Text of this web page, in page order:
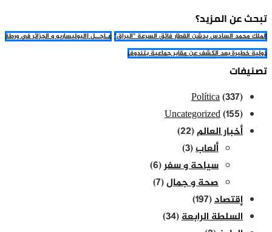
تبحث عن المزيد؟
الملك محمد السادس يدشن القطار فائق السرعة "البراق" عـاجــل |البوليساريو و الجزائر في ورطة
دولية خطيرة بعد الكشف عن مقابر جماعية بتندوف
تصنيفات
Política(337)
Uncategorized(155)
أخبار العالم(22)
ألعاب(3)
سياحة و سفر(6)
صحة و جمال(7)
إقتصاد(197)
السلطة الرابعة(34)